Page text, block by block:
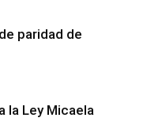
paridad de
la Ley Micaela